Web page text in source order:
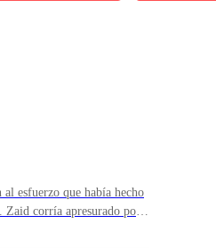
esfuerzo que había hecho
corría apresurado por